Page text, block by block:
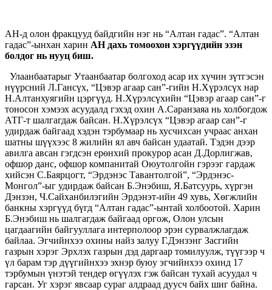
АН-д олон фракцууд байдгийн нэг нь “Алтан гадас”. “Алтан
гадас”-ынхан харин АН дахь томоохон хэргүүдийн эзэн
болдог нь нууц биш.
Улаанбаатарыг Утаанбаатар болгоход асар их хүчин зүтгэсэн
нүүрсний Л.Гансүх, “Цэвэр агаар сан”-гийн Н.Хүрэлсүх нар
Н.Алтанхуягийн цэргүүд. Н.Хүрэлсүхийн “Цэвэр агаар сан”-г
тоносон хэмээх асуудалд гэхэд охин А.Саранзаяа нь холбогдож
АТГ-т шалгагдаж байсан. Н.Хүрэлсүх “Цэвэр агаар сан”-г
удирдаж байгаад хэдэн тэрбумаар нь хусчихсан учраас анхан
шатны шүүхээс 8 жилийн ял авч байсан удаатай. Тэдэн дээр
авилга авсан гэгдсэн ерөнхий прокурор асан Д.Дорлигжав,
офшор данс, офшор компанитай Оюутолгойн гэрээг гардаж
хийсэн С.Баярцогт, “Эрдэнэс Тавантолгой”, “Эрдэнэс-
Монгол”-ыг удирдаж байсан Б.Энэбиш, Я.Батсуурь, хүргэн
Дэнзэн, Ч.Сайханбилэгийн Эрдэнэт-ийн 49 хувь, Хөгжлийн
банкны хэргүүд бүгд “Алтан гадас”-ынтай холбоотой. Харин
Б.Энэбиш нь шалгагдаж байгаад оргож, Олон улсын
цагдаагийн байгууллага интерполоор эрэн сурвалжлагдаж
байлаа. Эгчийнхээ охины найз залуу Г.Дэнзэнг Засгийн
газрын хэрэг Эрхлэх газрын дэд даргаар томилуулж, түүгээр ч
үл барам тэр дүүгийнхээ эхнэр буюу эгчийнхээ охинд 17
тэрбумын үнэтэй тендер өгүүлэх гэж байсан тухай асуудал ч
гарсан. Уг хэрэг явсаар сураг алдраад дуусч байх шиг байна.